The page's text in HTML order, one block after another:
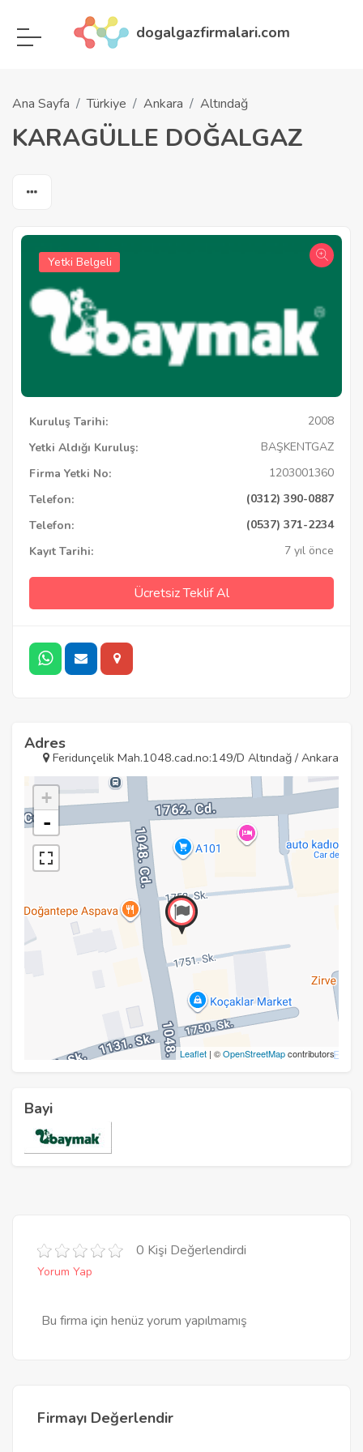
dogalgazfirmalari.com
Ana Sayfa Türkiye Ankara Altındağ
KARAGÜLLE DOĞALGAZ
Yetki Belgeli
Kuruluş Tarihi:
2008
Yetki Aldığı Kuruluş:
BAŞKENTGAZ
Firma Yetki No:
1203001360
Telefon:
(0312) 390-0887
Telefon:
(0537) 371-2234
Kayıt Tarihi:
7 yıl önce
Ücretsiz Teklif Al
Adres
Feridunçelik Mah.1048.cad.no:149/D Altındağ / Ankara
+
-
Leaflet | ©OpenStreetMapcontributors
Bayi
0 Kişi Değerlendirdi
Yorum Yap
Bu firma için henüz yorum yapılmamış
Firmayı Değerlendir